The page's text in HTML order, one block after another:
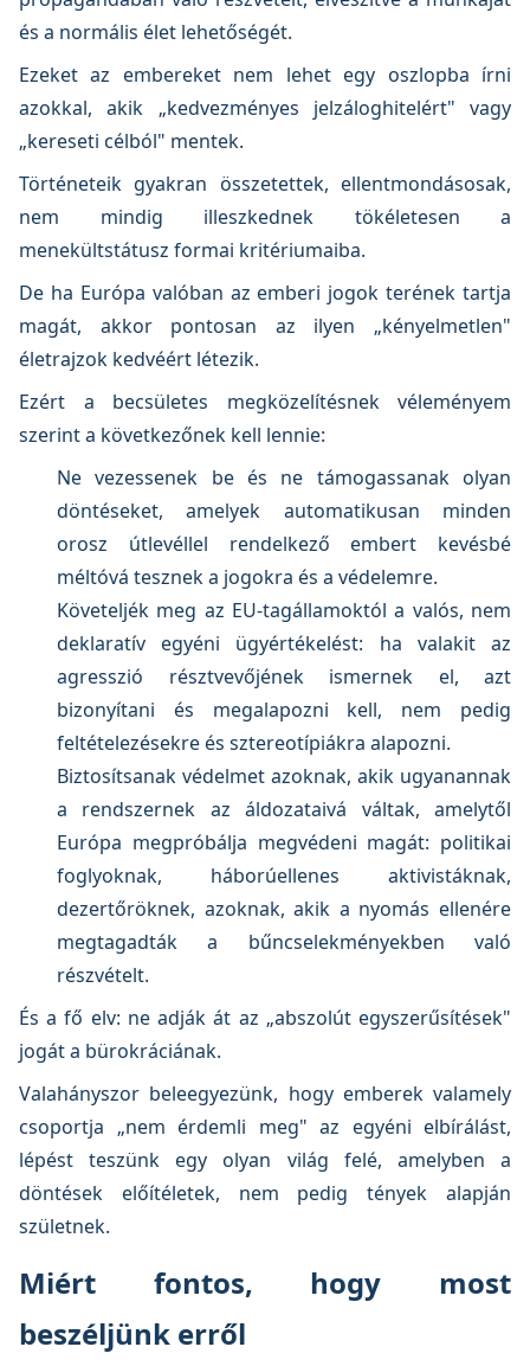
és a normális élet lehetőségét.
Ezeket az embereket nem lehet egy oszlopba írni
azokkal, akik „kedvezményes jelzáloghitelért" vagy
„kereseti célból" mentek.
Történeteik gyakran összetettek, ellentmondásosak,
nem mindig illeszkednek tökéletesen a
menekültstátusz formai kritériumaiba.
De ha Európa valóban az emberi jogok terének tartja
magát, akkor pontosan az ilyen „kényelmetlen"
életrajzok kedvéért létezik.
Ezért a becsületes megközelítésnek véleményem
szerint a következőnek kell lennie:
Ne vezessenek be és ne támogassanak olyan
döntéseket, amelyek automatikusan minden
orosz útlevéllel rendelkező embert kevésbé
méltóvá tesznek a jogokra és a védelemre.
Követeljék meg az EU-tagállamoktól a valós, nem
deklaratív egyéni ügyértékelést: ha valakit az
agresszió résztvevőjének ismernek el, azt
bizonyítani és megalapozni kell, nem pedig
feltételezésekre és sztereotípiákra alapozni.
Biztosítsanak védelmet azoknak, akik ugyanannak
a rendszernek az áldozataivá váltak, amelytől
Európa megpróbálja megvédeni magát: politikai
foglyoknak, háborúellenes aktivistáknak,
dezertőröknek, azoknak, akik a nyomás ellenére
megtagadták a bűncselekményekben való
részvételt.
És a fő elv: ne adják át az „abszolút egyszerűsítések"
jogát a bürokráciának.
Valahányszor beleegyezünk, hogy emberek valamely
csoportja „nem érdemli meg" az egyéni elbírálást,
lépést teszünk egy olyan világ felé, amelyben a
döntések előítéletek, nem pedig tények alapján
születnek.
Miért fontos, hogy most
beszéljünk erről